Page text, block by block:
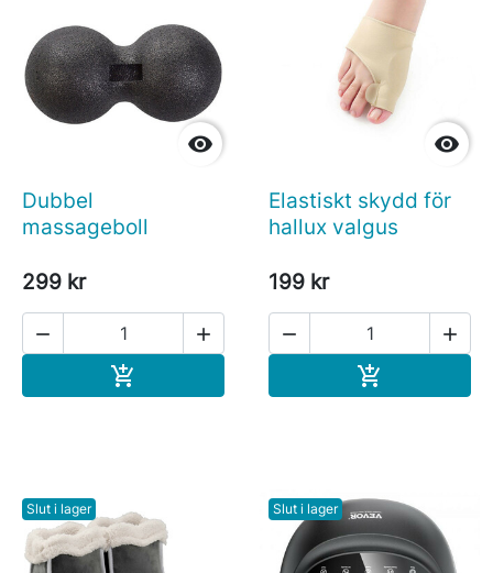

Dubbel
massageboll
299 kr
 


Elastiskt skydd för
hallux valgus
199 kr
 

Slut i lager Slut i lager